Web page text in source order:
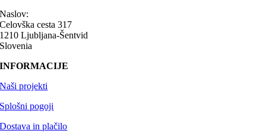
Naslov:
Celovška cesta 317
1210 Ljubljana-Šentvid
Slovenia
INFORMACIJE
Naši projekti
Splošni pogoji
Dostava in plačilo